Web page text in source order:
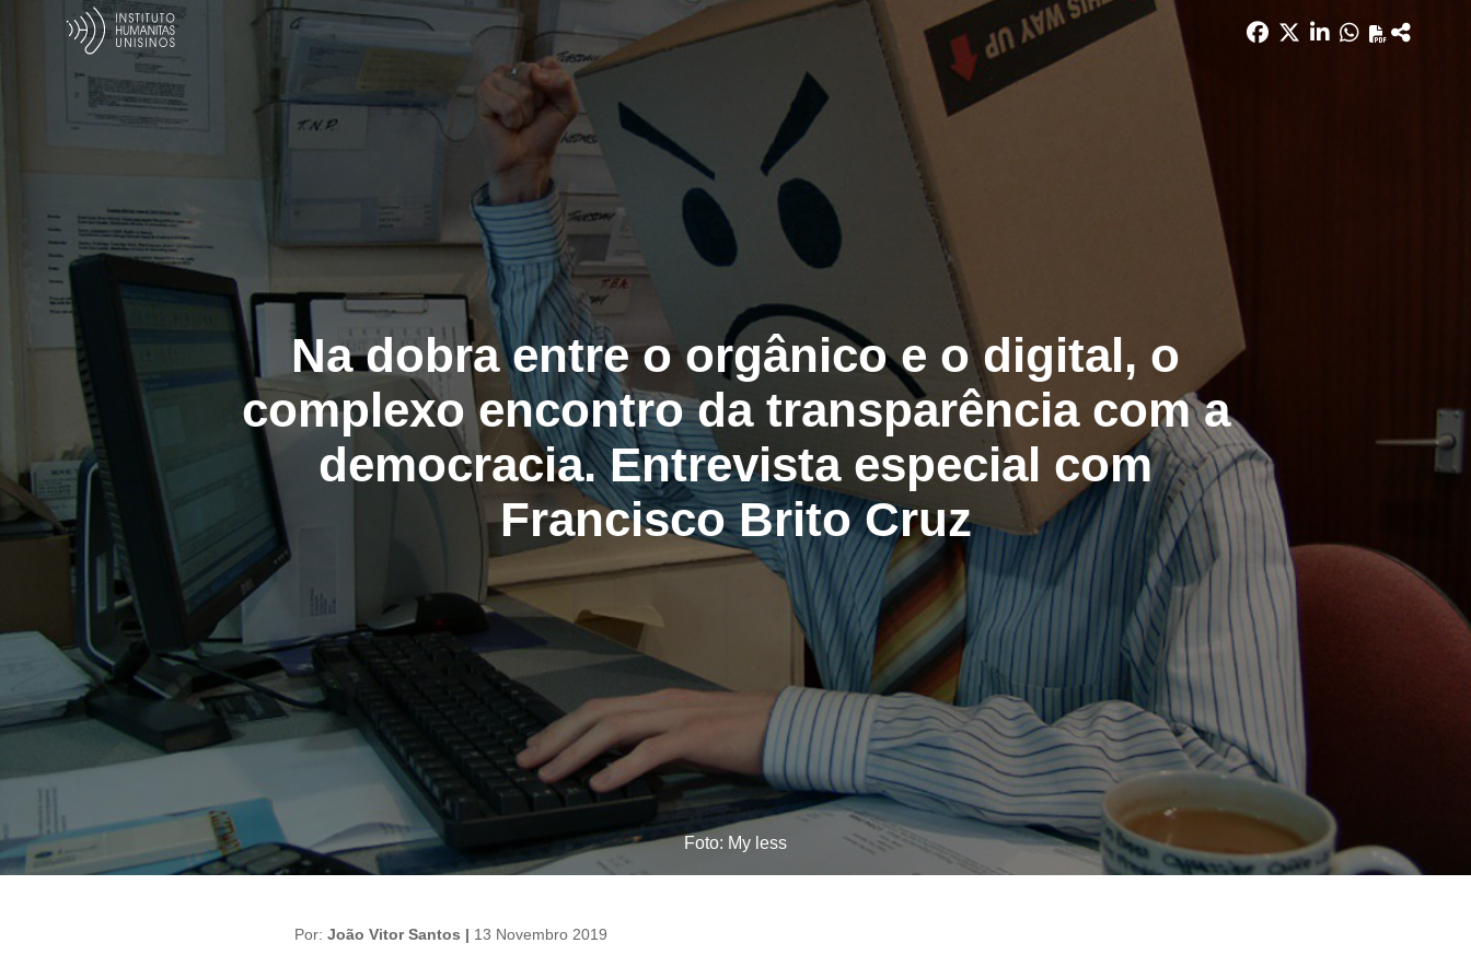
Na dobra entre o orgânico e o digital, o
complexo encontro da transparência com a
democracia. Entrevista especial com
Francisco Brito Cruz
Foto: My less
Por: João Vitor Santos | 13 Novembro 2019